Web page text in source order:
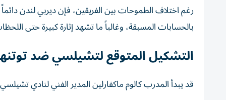
رغم اختلاف الطموحات بين الفريقين، فإن ديربي لندن
بالحسابات المسبقة، وغالباً ما تشهد إثارة كبيرة حتى
التشكيل المتوقع لتشيلسي ضد
قد يبدأ المدرب كالوم ماكفارلين المدير الفني لنادي تشيلسي